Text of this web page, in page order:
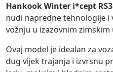
Hankook Winter i*cept RS3
nudi napredne tehnologije
vožnju u izazovnim zimskim
Ovaj model je idealan za
dug vijek trajanja i izvrsnu